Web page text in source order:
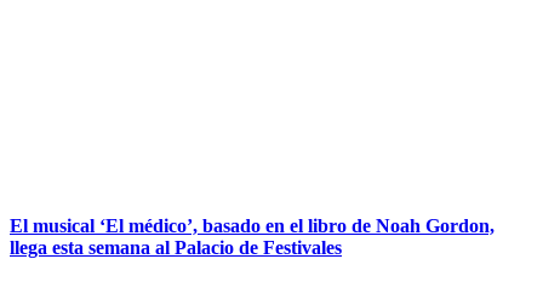
El musical ‘El médico’, basado en el libro de Noah Gordon,
llega esta semana al Palacio de Festivales